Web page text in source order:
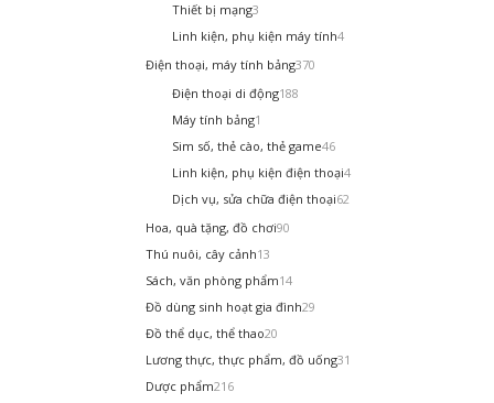
Thiết bị mạng3
Linh kiện, phụ kiện máy tính4
Điện thoại, máy tính bảng370
Điện thoại di động188
Máy tính bảng1
Sim số, thẻ cào, thẻ game46
Linh kiện, phụ kiện điện thoại4
Dịch vụ, sửa chữa điện thoại62
Hoa, quà tặng, đồ chơi90
Thú nuôi, cây cảnh13
Sách, văn phòng phẩm14
Đồ dùng sinh hoạt gia đình29
Đồ thể dục, thể thao20
Lương thực, thực phẩm, đồ uống31
Dược phẩm216